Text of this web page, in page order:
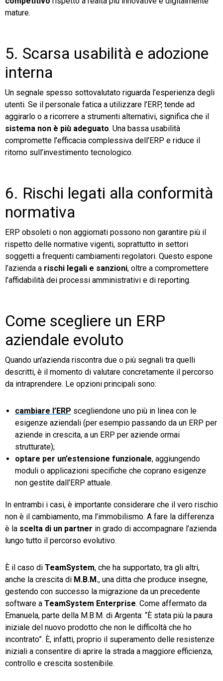
mature.
5. Scarsa usabilità e adozione
interna
Un segnale spesso sottovalutato riguarda l’esperienza degli
utenti. Se il personale fatica a utilizzare l’ERP, tende ad
aggirarlo o a ricorrere a strumenti alternativi, significa che il
sistema non è più adeguato. Una bassa usabilità
compromette l’efficacia complessiva dell’ERP e riduce il
ritorno sull’investimento tecnologico.
6. Rischi legati alla conformità
normativa
ERP obsoleti o non aggiornati possono non garantire più il
rispetto delle normative vigenti, soprattutto in settori
soggetti a frequenti cambiamenti regolatori. Questo espone
l’azienda a rischi legali e sanzioni, oltre a compromettere
l’affidabilità dei processi amministrativi e di reporting.
Come scegliere un ERP
aziendale evoluto
Quando un’azienda riscontra due o più segnali tra quelli
descritti, è il momento di valutare concretamente il percorso
da intraprendere. Le opzioni principali sono:
cambiare l’ERP scegliendone uno più in linea con le
esigenze aziendali (per esempio passando da un ERP per
aziende in crescita, a un ERP per aziende ormai
strutturate);
optare per un’estensione funzionale, aggiungendo
moduli o applicazioni specifiche che coprano esigenze
non gestite dall’ERP attuale.
In entrambi i casi, è importante considerare che il vero rischio
non è il cambiamento, ma l’immobilismo. A fare la differenza
è la scelta di un partner in grado di accompagnare l’azienda
lungo tutto il percorso evolutivo.
È il caso di TeamSystem, che ha supportato, tra gli altri,
anche la crescita di M.B.M., una ditta che produce insegne,
gestendo con successo la migrazione da un precedente
software a TeamSystem Enterprise. Come affermato da
Emanuela, parte della M.B.M. di Argenta: “È stata più la paura
iniziale del nuovo prodotto che non le difficoltà che ho
incontrato”. È, infatti, proprio il superamento delle resistenze
iniziali a consentire di aprire la strada a maggiore efficienza,
controllo e crescita sostenibile.